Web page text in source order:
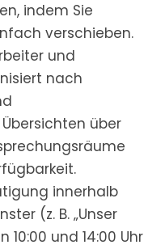
indem Sie
verschieben.
und
nach
über
innerhalb
(z. B. „Unser
und 14:00 Uhr